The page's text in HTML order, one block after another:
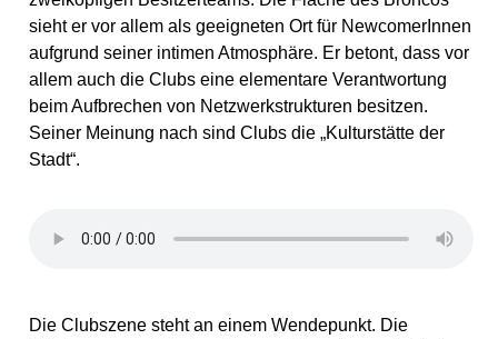
sieht er vor allem als geeigneten Ort für NewcomerInnen
aufgrund seiner intimen Atmosphäre. Er betont, dass vor
allem auch die Clubs eine elementare Verantwortung
beim Aufbrechen von Netzwerkstrukturen besitzen.
Seiner Meinung nach sind Clubs die „Kulturstätte der
Stadt“.
Die Clubszene steht an einem Wendepunkt. Die